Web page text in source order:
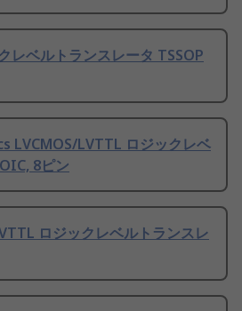
レベルトランスレータ TSSOP
LVCMOS/LVTTL ロジックレベ
8ピン
ロジックレベルトランスレ